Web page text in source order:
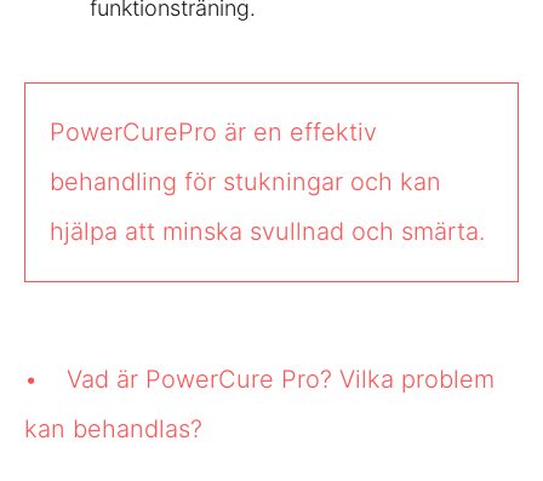
funktionsträning.
PowerCurePro är en effektiv
behandling för stukningar och kan
hjälpa att minska svullnad och smärta.
• Vad är PowerCure Pro? Vilka problem
kan behandlas?